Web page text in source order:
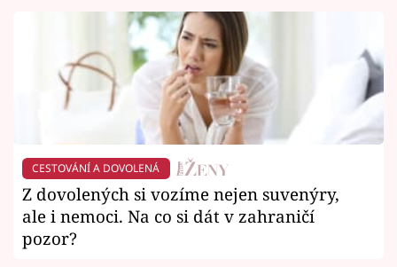
CESTOVÁNÍ A DOVOLENÁ
Z dovolených si vozíme nejen suvenýry,
ale i nemoci. Na co si dát v zahraničí
pozor?